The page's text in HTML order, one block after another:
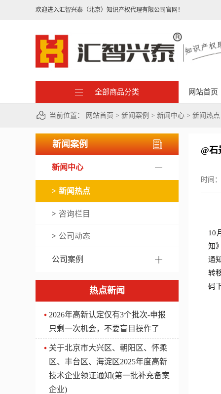
欢迎进入汇智兴泰（北京）知识产权代理有限公司官网！
全部商品分类 网站首页
当前位置： 网站首页 > 新闻案例 > 新闻中心 > 新闻热点
新闻案例
新闻中心
新闻热点
咨询栏目
公司动态
公司案例
热点新闻
2026年高新认定仅有3个批次-申报
只剩一次机会，不要盲目操作了
关于北京市大兴区、朝阳区、怀柔
区、丰台区、海淀区2025年度高新
技术企业领证通知(第一批补充备案
企业)
@石
时间：
10
知
通
转
码